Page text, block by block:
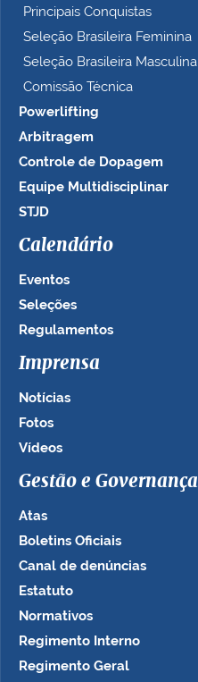
Principais Conquistas
Seleção Brasileira Feminina
Seleção Brasileira Masculina
Comissão Técnica
Powerlifting
Arbitragem
Controle de Dopagem
Equipe Multidisciplinar
STJD
Calendário
Eventos
Seleções
Regulamentos
Imprensa
Notícias
Fotos
Vídeos
Gestão e Governança
Atas
Boletins Oficiais
Canal de denúncias
Estatuto
Normativos
Regimento Interno
Regimento Geral